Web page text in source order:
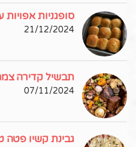
סופגניות
21/12/2024
תבשיל קדירה
07/11/2024
גבינת קשיו פטה